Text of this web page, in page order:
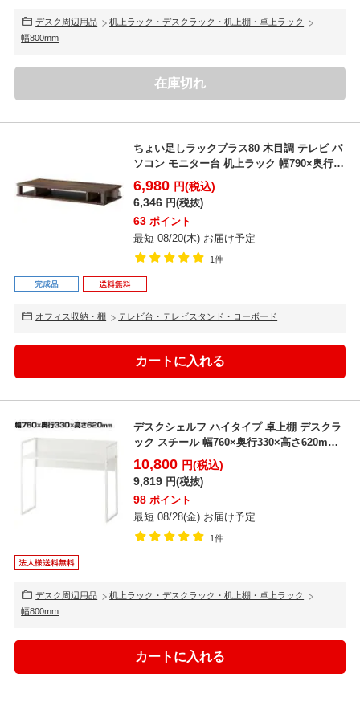
デスク周辺用品
机上ラック・デスクラック・机上棚・卓上ラック
幅800mm
在庫切れ
ちょい足しラックプラス80 木目調 テレビ パ
ソコン モニター台 机上ラック 幅790×奥行
360×...
6,980 円(税込)
6,346 円(税抜)
63 ポイント
最短 08/20(木) お届け予定
1件
オフィス収納・棚 テレビ台・テレビスタンド・ローボード
デスクシェルフ ハイタイプ 卓上棚 デスクラ
ック スチール 幅760×奥行330×高さ620mm
机...
10,800 円(税込)
9,819 円(税抜)
98 ポイント
最短 08/28(金) お届け予定
1件
デスク周辺用品
机上ラック・デスクラック・机上棚・卓上ラック
幅800mm